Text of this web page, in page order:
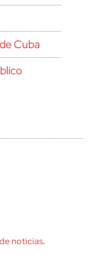
Cuba
noticias.